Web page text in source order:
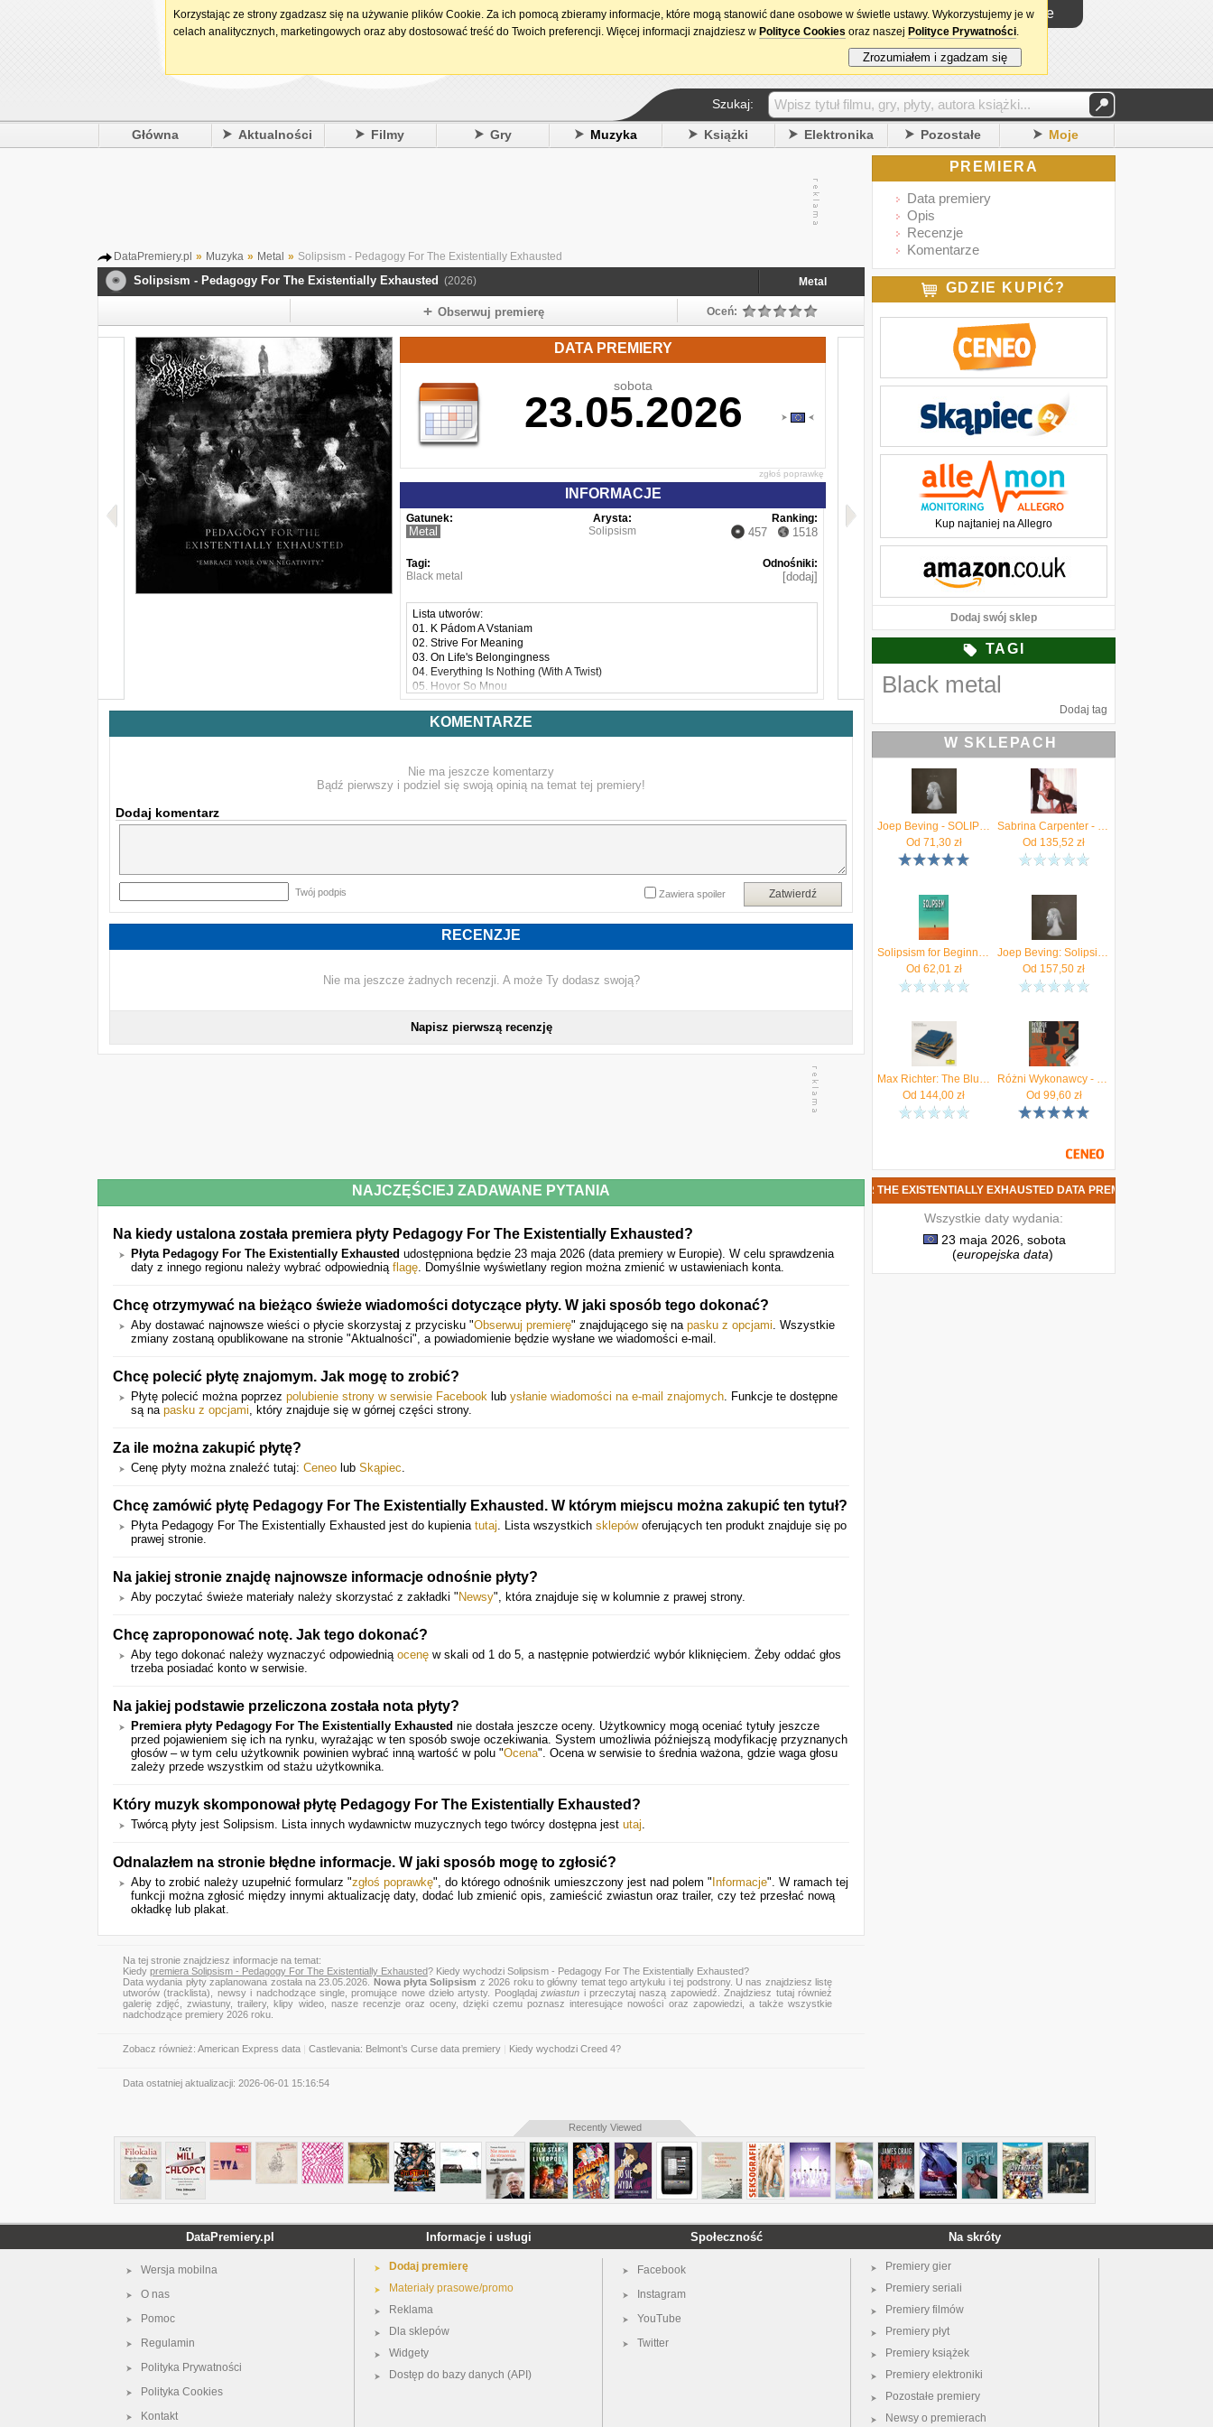
15. urodziny DataPremiery.pl Logowanie
Szukaj:
Główna Aktualności Filmy Gry Muzyka Książki Elektronika Pozostałe Moje
DataPremiery.pl » Muzyka » Metal » Solipsism - Pedagogy For The Existentially Exhausted
Solipsism - Pedagogy For The Existentially Exhausted (2026) Metal
Obserwuj premierę Oceń:
DATA PREMIERY
sobota
23.05.2026
zgłoś poprawkę
INFORMACJE
Gatunek:
Metal
Arysta:
Solipsism
Ranking:
457 1518
Tagi:
Black metal
Odnośniki:
[dodaj]
Lista utworów:
01. K Pádom A Vstaniam
02. Strive For Meaning
03. On Life's Belongingness
04. Everything Is Nothing (With A Twist)
05. Hovor So Mnou
06. K Samému Sebe
07. V Podkroví Som Nasiel Lano
08. On Facing Outwards
KOMENTARZE
Nie ma jeszcze komentarzy
Bądź pierwszy i podziel się swoją opinią na temat tej premiery!
Dodaj komentarz
Twój podpis Zatwierdź
Zawiera spoiler
RECENZJE
Nie ma jeszcze żadnych recenzji. A może Ty dodasz swoją?
Napisz pierwszą recenzję
NAJCZĘŚCIEJ ZADAWANE PYTANIA
Na kiedy ustalona została premiera płyty Pedagogy For The Existentially Exhausted?
Płyta Pedagogy For The Existentially Exhausted udostępniona będzie 23 maja 2026 (data premiery w Europie). W celu sprawdzenia
daty z innego regionu należy wybrać odpowiednią flagę. Domyślnie wyświetlany region można zmienić w ustawieniach konta.
Chcę otrzymywać na bieżąco świeże wiadomości dotyczące płyty. W jaki sposób tego dokonać?
Aby dostawać najnowsze wieści o płycie skorzystaj z przycisku "Obserwuj premierę" znajdującego się na pasku z opcjami. Wszystkie
zmiany zostaną opublikowane na stronie "Aktualności", a powiadomienie będzie wysłane we wiadomości e-mail.
Chcę polecić płytę znajomym. Jak mogę to zrobić?
Płytę polecić można poprzez polubienie strony w serwisie Facebook lub ysłanie wiadomości na e-mail znajomych. Funkcje te dostępne
są na pasku z opcjami, który znajduje się w górnej części strony.
Za ile można zakupić płytę?
Cenę płyty można znaleźć tutaj: Ceneo lub Skąpiec.
Chcę zamówić płytę Pedagogy For The Existentially Exhausted. W którym miejscu można zakupić ten tytuł?
Płyta Pedagogy For The Existentially Exhausted jest do kupienia tutaj. Lista wszystkich sklepówoferujących ten produkt znajduje się po
prawej stronie.
Na jakiej stronie znajdę najnowsze informacje odnośnie płyty?
Aby poczytać świeże materiały należy skorzystać z zakładki " Newsy", która znajduje się w kolumnie z prawej strony.
Chcę zaproponować notę. Jak tego dokonać?
Aby tego dokonać należy wyznaczyć odpowiednią ocenę w skali od 1 do 5, a następnie potwierdzić wybór kliknięciem. Żeby oddać głos
trzeba posiadać konto w serwisie.
Na jakiej podstawie przeliczona została nota płyty?
Premiera płyty Pedagogy For The Existentially Exhausted nie dostała jeszcze oceny. Użytkownicy mogą oceniać tytuły jeszcze
przed pojawieniem się ich na rynku, wyrażając w ten sposób swoje oczekiwania. System umożliwia późniejszą modyfikację przyznanych
głosów – w tym celu użytkownik powinien wybrać inną wartość w polu "Ocena". Ocena w serwisie to średnia ważona, gdzie waga głosu
zależy przede wszystkim od stażu użytkownika.
Który muzyk skomponował płytę Pedagogy For The Existentially Exhausted?
Twórcą płyty jest Solipsism. Lista innych wydawnictw muzycznych tego twórcy dostępna jest utaj.
Odnalazłem na stronie błędne informacje. W jaki sposób mogę to zgłosić?
Aby to zrobić należy uzupełnić formularz "zgłoś poprawkę", do którego odnośnik umieszczony jest nad polem " Informacje". W ramach tej
funkcji można zgłosić między innymi aktualizację daty, dodać lub zmienić opis, zamieścić zwiastun oraz trailer, czy też przesłać nową
okładkę lub plakat.
Na tej stronie znajdziesz informacje na temat:
Kiedy premiera Solipsism - Pedagogy For The Existentially Exhausted? Kiedy wychodzi Solipsism - Pedagogy For The Existentially Exhausted?
Data wydania płyty zaplanowana została na 23.05.2026. Nowa płyta Solipsism z 2026 roku to główny temat tego artykułu i tej podstrony. U nas znajdziesz listę
utworów (tracklista), newsy i nadchodzące single, promujące nowe dzieło artysty. Pooglądajzwiastun i przeczytaj naszą zapowiedź. Znajdziesz tutaj również
galerię zdjęć, zwiastuny, trailery, klipy wideo, nasze recenzje oraz oceny, dzięki czemu poznasz interesujące nowości oraz zapowiedzi, a także wszystkie
nadchodzące premiery 2026 roku.
Zobacz również: American Express data Castlevania: Belmont’s Curse data premiery Kiedy wychodzi Creed 4?
Data ostatniej aktualizacji: 2026-06-01 15:16:54
PREMIERA
Data premiery
Opis
Recenzje
Komentarze
GDZIE KUPIĆ?
Kup najtaniej na Allegro
Dodaj swój sklep
TAGI
Black metal
Dodaj tag
W SKLEPACH
Joep Beving - SOLIPSISM
Od 71,30zł
Sabrina Carpenter - Man's Best Friend (Winyl)
Od 135,52 zł
Solipsism for Beginners
Od 62,01 zł
Joep Beving: Solipsism - Reissue 2026 (Winyl)
Od 157,50 zł
Max Richter: The Blue Notebooks [2xWinyl]
Od 144,00 zł
Różni Wykonawcy - Polskie single '83
Od 99,60zł
NOWA PŁYTA SOLIPSISM - PEDAGOGY FOR THE EXISTENTIALLY EXHAUSTED DATA PREMIERY
Wszystkie daty wydania:
23 maja 2026, sobota
(europejska data)
Recently Viewed
DataPremiery.pl
Wersja mobilna
O nas
Pomoc
Regulamin
Polityka Prywatności
Polityka Cookies
Kontakt
Informacje i usługi
Dodaj premierę
Materiały prasowe/promo
Reklama
Dla sklepów
Widgety
Dostęp do bazy danych (API)
Społeczność
Facebook
Instagram
YouTube
Twitter
Na skróty
Premiery gier
Premiery seriali
Premiery filmów
Premiery płyt
Premiery książek
Premiery elektroniki
Pozostałe premiery
Newsy o premierach
Korzystając ze strony zgadzasz się na używanie plików Cookie. Za ich pomocą zbieramy informacje, które mogą stanowić dane osobowe w świetle ustawy. Wykorzystujemy je w
celach analitycznych, marketingowych oraz aby dostosować treść do Twoich preferencji. Więcej informacji znajdziesz w Polityce Cookies oraz naszej Polityce Prywatności.
Zrozumiałem i zgadzam się